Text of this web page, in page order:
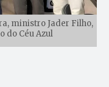
ministro Jader Filho,
do Céu Azul